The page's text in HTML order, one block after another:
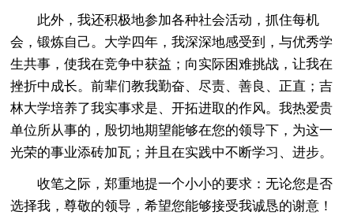
此外，我还积极地参加各种社会活动，抓住每机
会，锻炼自己。大学四年，我深深地感受到，与优秀学
生共事，使我在竞争中获益；向实际困难挑战，让我在
挫折中成长。前辈们教我勤奋、尽责、善良、正直；吉
林大学培养了我实事求是、开拓进取的作风。我热爱贵
单位所从事的，殷切地期望能够在您的领导下，为这一
光荣的事业添砖加瓦；并且在实践中不断学习、进步。
收笔之际，郑重地提一个小小的要求：无论您是否
选择我，尊敬的领导，希望您能够接受我诚恳的谢意！